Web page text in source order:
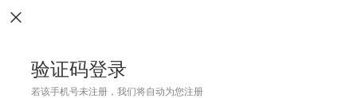
验证码登录
若该手机号未注册，我们将自动为您注册